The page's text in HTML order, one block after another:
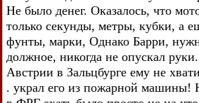
Не было денег. Оказалось, что
только секунды, метры, кубки, а
фунты, марки, Однако Барри,
должное, никогда не опускал
Австрии в Зальцбурге ему не
. украл его из пожарной машины!